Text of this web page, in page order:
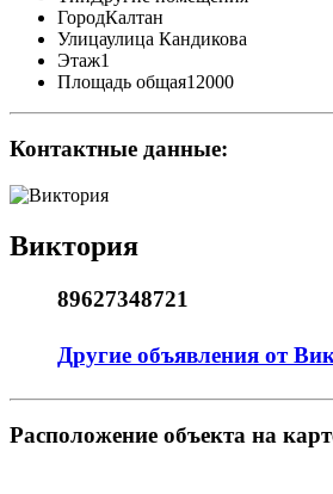
ГородКалтан
Улицаулица Кандикова
Этаж1
Площадь общая12000
Контактные данные:
Виктория
89627348721
Другие объявления от
Pасположение объекта на